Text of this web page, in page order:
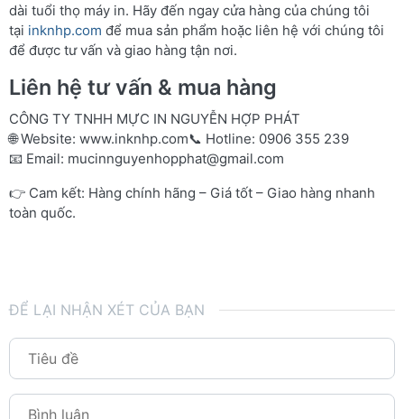
dài tuổi thọ máy in. Hãy đến ngay cửa hàng của chúng tôi
tại inknhp.com để mua sản phẩm hoặc liên hệ với chúng tôi
để được tư vấn và giao hàng tận nơi.
Liên hệ tư vấn & mua hàng
CÔNG TY TNHH MỰC IN NGUYỄN HỢP PHÁT
🌐 Website: www.inknhp.com📞 Hotline: 0906 355 239
📧 Email: mucinnguyenhopphat@gmail.com
👉 Cam kết: Hàng chính hãng – Giá tốt – Giao hàng nhanh
toàn quốc.
ĐỂ LẠI NHẬN XÉT CỦA BẠN